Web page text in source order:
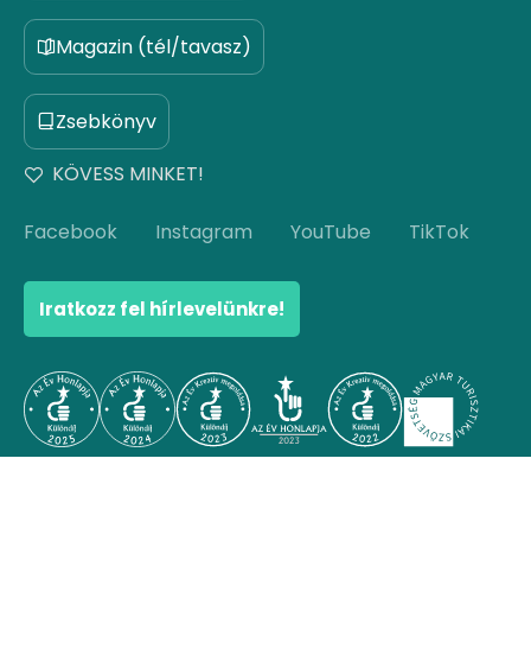
Magazin (tél/tavasz)
Zsebkönyv
KÖVESS MINKET!
Facebook Instagram YouTube TikTok
Iratkozz fel hírlevelünkre!